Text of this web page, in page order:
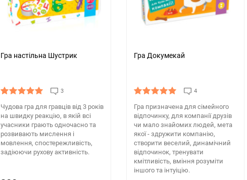
Гра настільна Шустрик
3
Чудова гра для гравців від 3 років
на швидку реакцію, в якій всі
учасники грають одночасно та
розвивають мислення і
мовлення, спостережливість,
задіюючи рухову активність.
Гра Докумекай
4
Гра призначена для сімейного
відпочинку, для компанії друзів
чи мало знайомих людей, мета
якої - здружити компанію,
створити веселий, динамічний
відпочинок, тренувати
кмітливість, вміння розуміти
іншого та інтуіцію.